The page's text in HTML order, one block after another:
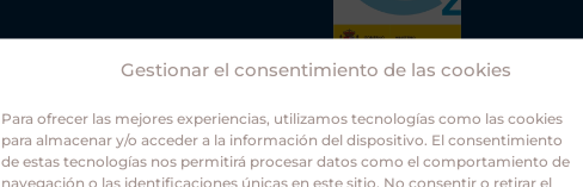
Gestionar el consentimiento de las cookies
Para ofrecer las mejores experiencias, utilizamos tecnologías como las cookies
para almacenar y/o acceder a la información del dispositivo. El consentimiento
de estas tecnologías nos permitirá procesar datos como el comportamiento de
navegación o las identificaciones únicas en este sitio. No consentir o retirar el
Asociación Guías
Castilla y León.